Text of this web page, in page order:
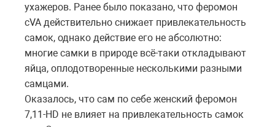
ухажеров. Ранее было показано, что феромон
cVA действительно снижает привлекательность
самок, однако действие его не абсолютно:
многие самки в природе всё-таки откладывают
яйца, оплодотворенные несколькими разными
самцами.
Оказалось, что сам по себе женский феромон
7,11-HD не влияет на привлекательность самок